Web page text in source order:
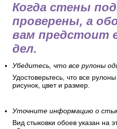
Когда стены
проверены, а
вам предстоит
дел.
Убедитесь, что все рулоны
Удостоверьтесь, что все
рисунок, цвет и размер.
Уточните информацию о
Вид стыковки обоев указан на